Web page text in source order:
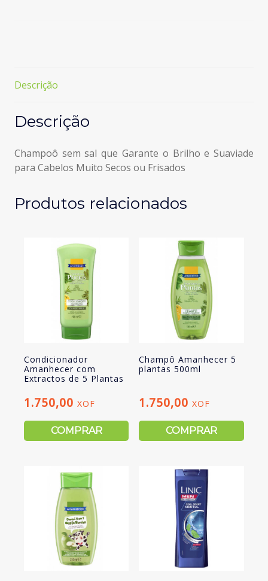
Descrição
Descrição
Champoô sem sal que Garante o Brilho e Suaviade
para Cabelos Muito Secos ou Frisados
Produtos relacionados
Condicionador
Amanhecer com
Extractos de 5 Plantas
1.750,00 XOF
COMPRAR
Champô Amanhecer 5
plantas 500ml
1.750,00XOF
COMPRAR